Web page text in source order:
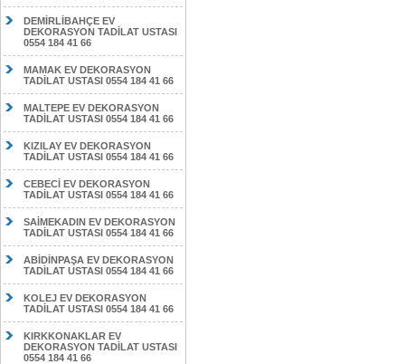
DEMİRLİBAHÇE EV
DEKORASYON TADİLAT USTASI
0554 184 41 66
MAMAK EV DEKORASYON
TADİLAT USTASI 0554 184 41 66
MALTEPE EV DEKORASYON
TADİLAT USTASI 0554 184 41 66
KIZILAY EV DEKORASYON
TADİLAT USTASI 0554 184 41 66
CEBECİ EV DEKORASYON
TADİLAT USTASI 0554 184 41 66
SAİMEKADIN EV DEKORASYON
TADİLAT USTASI 0554 184 41 66
ABİDİNPAŞA EV DEKORASYON
TADİLAT USTASI 0554 184 41 66
KOLEJ EV DEKORASYON
TADİLAT USTASI 0554 184 41 66
KIRKKONAKLAR EV
DEKORASYON TADİLAT USTASI
0554 184 41 66